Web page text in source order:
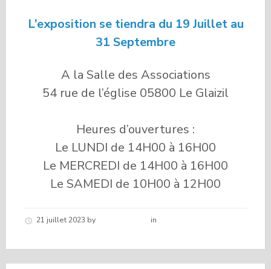
L’exposition se tiendra du 19 Juillet au
31 Septembre
A la Salle des Associations
54 rue de l’église 05800 Le Glaizil
Heures d’ouvertures :
Le LUNDI de 14H00 à 16H00
Le MERCREDI de 14H00 à 16H00
Le SAMEDI de 10H00 à 12H00
21 juillet 2023 by in